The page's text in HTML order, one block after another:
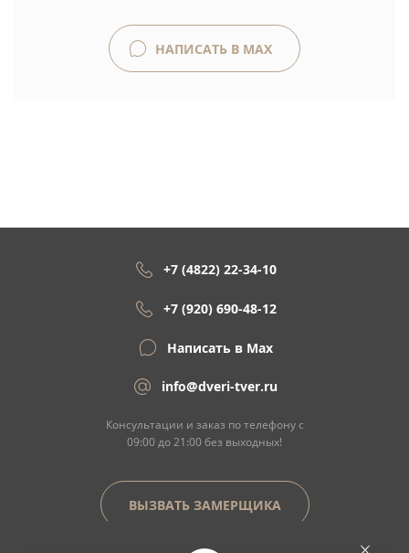
НАПИСАТЬ В MAX
+7 (4822) 22-34-10
+7 (920) 690-48-12
Написать в Max
info@dveri-tver.ru
Консультации и заказ по телефону с
09:00 до 21:00 без выходных!
ВЫЗВАТЬ ЗАМЕРЩИКА